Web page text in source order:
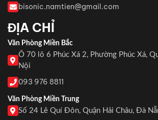
bisonic.namtien@gmail.com
ĐỊA CHỈ
Văn Phòng Miền Bắc
Ô 70 lô 6 Phúc Xá 2, Phường Phúc Xá,
Nội
093 976 8811
Văn Phòng Miền Trung
Số 24 Lê Quí Đôn, Quận Hải Châu, Đà